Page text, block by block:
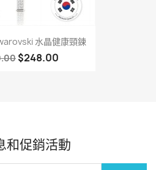
水晶健康頸鍊
$248.00
和促銷活動